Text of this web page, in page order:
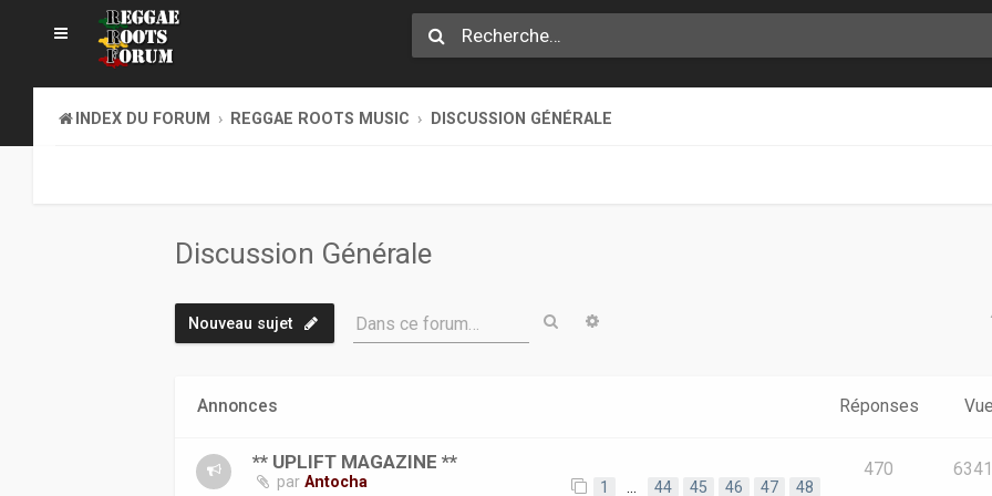
INDEX DU FORUM REGGAE ROOTS MUSIC DISCUSSION GÉNÉRALE
Discussion Générale
Nouveau sujet Dans ce forum… Rechercher
Annonces Réponses
** UPLIFT MAGAZINE **
parAntocha 1 44 45 46 47 48
470